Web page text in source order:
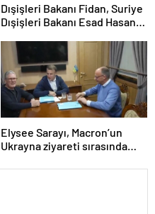
Dışişleri Bakanı Fidan, Suriye
Dışişleri Bakanı Esad Hasan
Elysee Sarayı, Macron’un
Ukrayna ziyareti sırasında
iddiasını yalanladı